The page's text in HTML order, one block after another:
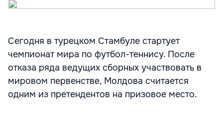
Сегодня в турецком Стамбуле стартует
чемпионат мира по футбол-теннису. После
отказа ряда ведущих сборных участвовать в
мировом первенстве, Молдова считается
одним из претендентов на призовое место.